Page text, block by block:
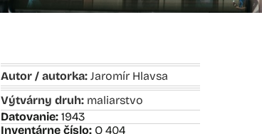
Autor / autorka: Jaromír Hlavsa
Výtvárny druh: maliarstvo
Datovanie: 1943
Inventárne číslo: O 404